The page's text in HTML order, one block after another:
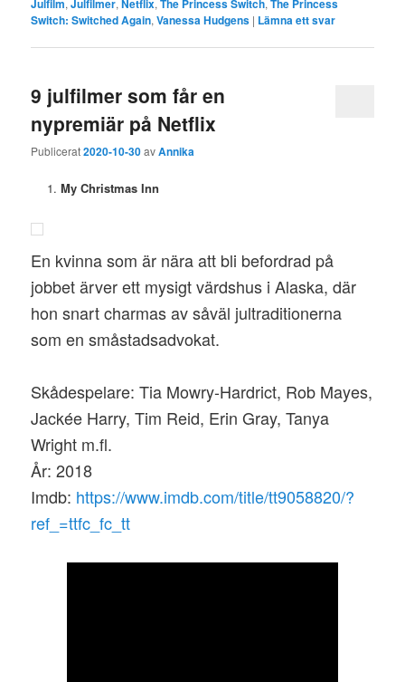
Julfilm,Julfilmer, Netflix,The Princess Switch,The Princess
Switch: Switched Again,Vanessa Hudgens | Lämna ett svar
9 julfilmer som får en
nypremiär på Netflix
Publicerat2020-10-30avAnnika
My Christmas Inn
En kvinna som är nära att bli befordrad på
jobbet ärver ett mysigt värdshus i Alaska, där
hon snart charmas av såväl jultraditionerna
som en småstadsadvokat.
Skådespelare: Tia Mowry-Hardrict, Rob Mayes,
Jackée Harry, Tim Reid, Erin Gray, Tanya
Wright m.fl.
År: 2018
Imdb: https://www.imdb.com/title/tt9058820/?
ref_=ttfc_fc_tt